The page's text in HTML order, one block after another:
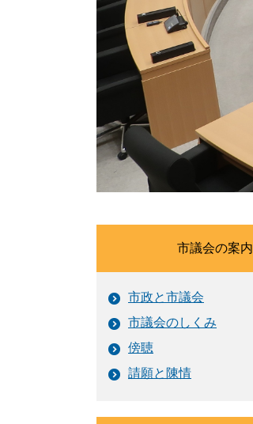
市議会の案内
市政と市議会
市議会のしくみ
傍聴
請願と陳情